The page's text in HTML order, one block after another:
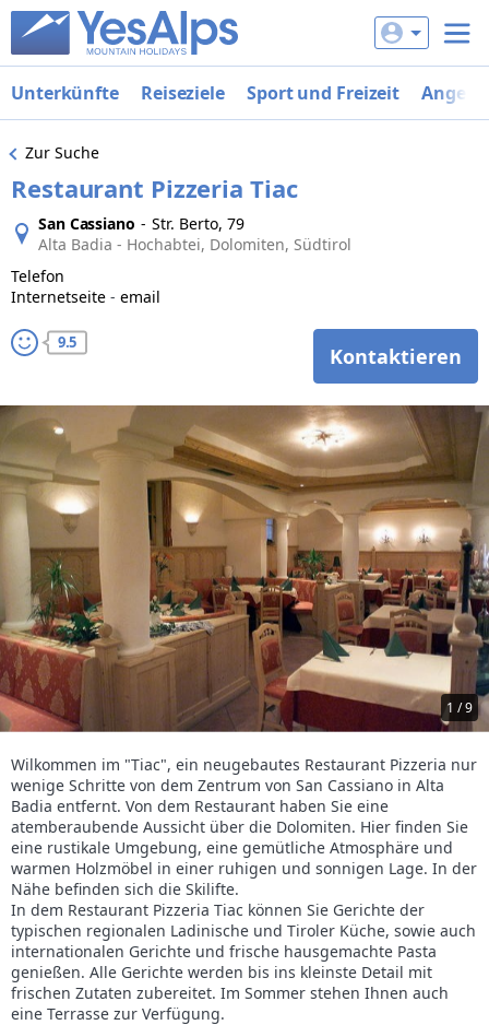
Unterkünfte Reiseziele Sport und Freizeit
Zur Suche
Restaurant Pizzeria Tiac
San Cassiano - Str. Berto, 79
Alta Badia - Hochabtei, Dolomiten, Südtirol
Telefon
Internetseite - email
9.5
Kontaktieren
1 / 9
Wilkommen im "Tiac", ein neugebautes Restaurant Pizzeria nur
wenige Schritte von dem Zentrum von San Cassiano in Alta
Badia entfernt. Von dem Restaurant haben Sie eine
atemberaubende Aussicht über die Dolomiten. Hier finden Sie
eine rustikale Umgebung, eine gemütliche Atmosphäre und
warmen Holzmöbel in einer ruhigen und sonnigen Lage. In der
Nähe befinden sich die Skilifte.
In dem Restaurant Pizzeria Tiac können Sie Gerichte der
typischen regionalen Ladinische und Tiroler Küche, sowie auch
internationalen Gerichte und frische hausgemachte Pasta
genießen. Alle Gerichte werden bis ins kleinste Detail mit
frischen Zutaten zubereitet. Im Sommer stehen Ihnen auch
eine Terrasse zur Verfügung.